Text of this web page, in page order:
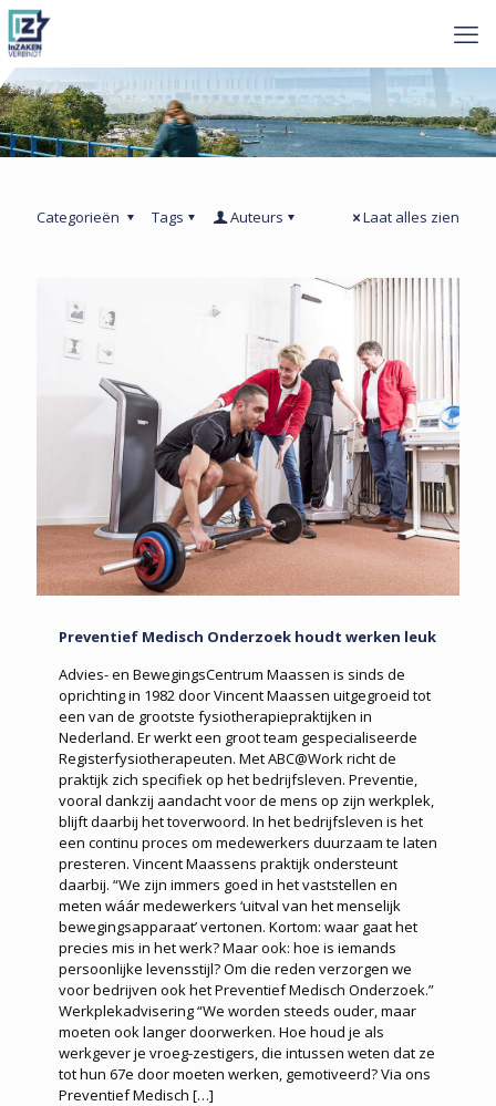
Categorieën Tags Auteurs Laat alles zien
Preventief Medisch Onderzoek houdt werken leuk
Advies- en BewegingsCentrum Maassen is sinds de
oprichting in 1982 door Vincent Maassen uitgegroeid tot
een van de grootste fysiotherapiepraktijken in
Nederland. Er werkt een groot team gespecialiseerde
Registerfysiotherapeuten. Met ABC@Work richt de
praktijk zich specifiek op het bedrijfsleven. Preventie,
vooral dankzij aandacht voor de mens op zijn werkplek,
blijft daarbij het toverwoord. In het bedrijfsleven is het
een continu proces om medewerkers duurzaam te laten
presteren. Vincent Maassens praktijk ondersteunt
daarbij. “We zijn immers goed in het vaststellen en
meten wáár medewerkers ‘uitval van het menselijk
bewegingsapparaat’ vertonen. Kortom: waar gaat het
precies mis in het werk? Maar ook: hoe is iemands
persoonlijke levensstijl? Om die reden verzorgen we
voor bedrijven ook het Preventief Medisch Onderzoek.”
Werkplekadvisering “We worden steeds ouder, maar
moeten ook langer doorwerken. Hoe houd je als
werkgever je vroeg-zestigers, die intussen weten dat ze
tot hun 67e door moeten werken, gemotiveerd? Via ons
Preventief Medisch […]